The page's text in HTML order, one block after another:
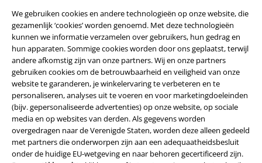
We gebruiken cookies en andere technologieën op onze website, die
gezamenlijk ‘cookies’ worden genoemd. Met deze technologieën
kunnen we informatie verzamelen over gebruikers, hun gedrag en
hun apparaten. Sommige cookies worden door ons geplaatst, terwijl
andere afkomstig zijn van onze partners. Wij en onze partners
gebruiken cookies om de betrouwbaarheid en veiligheid van onze
website te garanderen, je winkelervaring te verbeteren en te
personaliseren, analyses uit te voeren en voor marketingdoeleinden
(bijv. gepersonaliseerde advertenties) op onze website, op sociale
media en op websites van derden. Als gegevens worden
overgedragen naar de Verenigde Staten, worden deze alleen gedeeld
met partners die onderworpen zijn aan een adequaatheidsbesluit
onder de huidige EU-wetgeving en naar behoren gecertificeerd zijn.
Legal
Algemene Voorwaarden
Bedrijfsgegevens